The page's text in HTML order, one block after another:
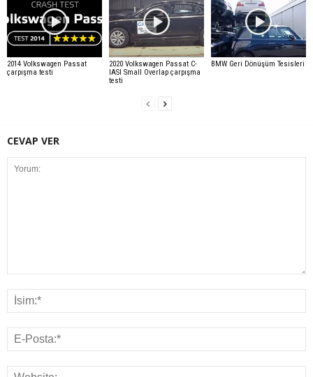
2014 Volkswagen Passat
çarpışma testi
2020 Volkswagen Passat C-
IASI Small Overlap çarpışma
testi
BMW Geri Dönüşüm Tesisleri
CEVAP VER